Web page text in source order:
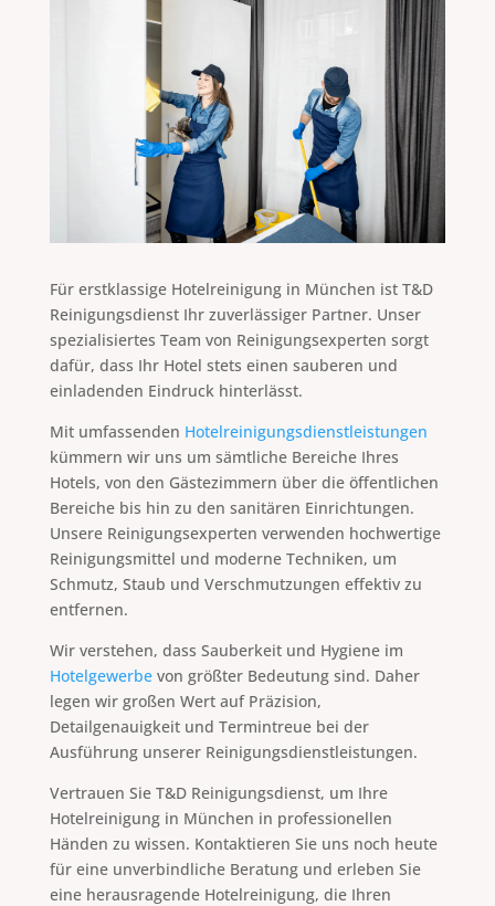
Für erstklassige Hotelreinigung in München ist T&D
Reinigungsdienst Ihr zuverlässiger Partner. Unser
spezialisiertes Team von Reinigungsexperten sorgt
dafür, dass Ihr Hotel stets einen sauberen und
einladenden Eindruck hinterlässt.
Mit umfassenden Hotelreinigungsdienstleistungen
kümmern wir uns um sämtliche Bereiche Ihres
Hotels, von den Gästezimmern über die öffentlichen
Bereiche bis hin zu den sanitären Einrichtungen.
Unsere Reinigungsexperten verwenden hochwertige
Reinigungsmittel und moderne Techniken, um
Schmutz, Staub und Verschmutzungen effektiv zu
entfernen.
Wir verstehen, dass Sauberkeit und Hygiene im
Hotelgewerbevon größter Bedeutung sind. Daher
legen wir großen Wert auf Präzision,
Detailgenauigkeit und Termintreue bei der
Ausführung unserer Reinigungsdienstleistungen.
Vertrauen Sie T&D Reinigungsdienst, um Ihre
Hotelreinigung in München in professionellen
Händen zu wissen. Kontaktieren Sie uns noch heute
für eine unverbindliche Beratung und erleben Sie
eine herausragende Hotelreinigung, die Ihren